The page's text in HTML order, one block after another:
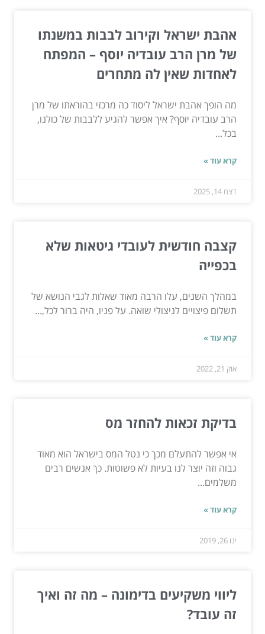
אהבת ישראל וקירוב לבבות במשנתו
של מרן הרב עובדיה יוסף – המפתח
לאחדות שאין לה מתחרים
מה הופך אהבת ישראל ליסוד כה מרכזי בהוראתו של מרן
הרב עובדיה יוסף? איך אפשר להגיע ללבבות של כולנו,
בכל...
קרא עוד »
דצמ 14, 2025
קצבה חודשית לעובדי גיטאות שלא
בכפייה
במהלך השנים, עלו הרבה מאוד שאלות לגבי הנושא של
תשלום פיצויים לניצולי שואה. על פניו, היה ברור לכל,...
קרא עוד »
אוק 21, 2022
בדיקת זכאות להחזר מס
אי אפשר להתעלם מכך כי נטל המס בישראל הוא מאוד
גבוה וזה יוצר לנו בעיות לא פשוטות. כך אנשים רבים
משלמים...
קרא עוד »
ינו 26, 2019
ליווי משקיעים בדימונה – מה זה ואיך
זה עובד?